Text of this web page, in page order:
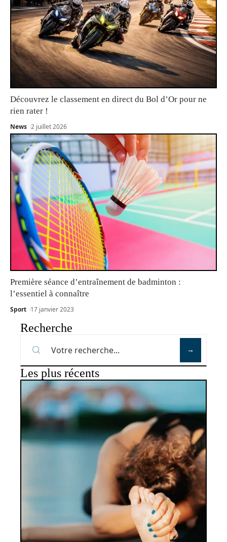
Découvrez le classement en direct du Bol d’Or pour ne
rien rater !
News 2 juillet 2026
Première séance d’entraînement de badminton :
l’essentiel à connaître
Sport 17 janvier 2023
Recherche
Les plus récents